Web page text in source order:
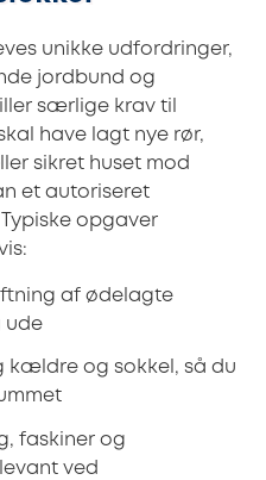
unikke udfordringer,
jordbund og
særlige krav til
have lagt nye rør,
sikret huset mod
et autoriseret
opgaver
af ødelagte
ude
kældre og sokkel, så du
faskiner og
ved